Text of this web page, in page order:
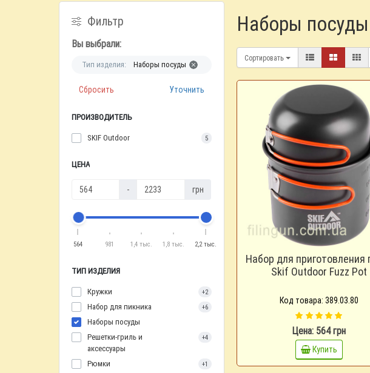
Фильтр
Вы выбрали:
Тип изделия: Наборы посуды
Сбросить Уточнить
ПРОИЗВОДИТЕЛЬ
SKIF Outdoor
5
ЦЕНА
- грн
564 981 1,4 тыс. 1,8 тыс. 2,2 тыс.
ТИП ИЗДЕЛИЯ
Кружки
+2
Набор для пикника +6
Наборы посуды
Решетки-гриль и
аксессуары
+4
Рюмки +1
Наборы посуды
Сортировать
Набор для приготовления
Skif Outdoor Fuzz Pot
Код товара: 389.03.80
Цена: 564 грн
Купить